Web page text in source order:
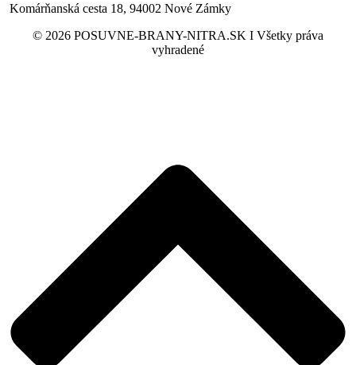
Komárňanská cesta 18, 94002 Nové Zámky
© 2026 POSUVNE-BRANY-NITRA.SK I Všetky práva
vyhradené